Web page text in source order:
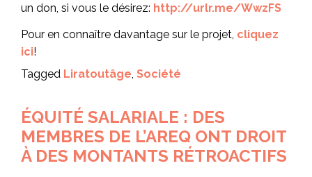
un don, si vous le désirez: http://urlr.me/WwzFS
Pour en connaître davantage sur le projet, cliquez
ici!
Tagged Liratoutâge, Société
ÉQUITÉ SALARIALE : DES
MEMBRES DE L’AREQ ONT DROIT
À DES MONTANTS RÉTROACTIFS